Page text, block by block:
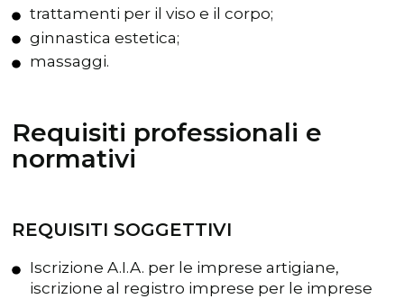
trattamenti per il viso e il corpo;
ginnastica estetica;
massaggi.
Requisiti professionali e
normativi
REQUISITI SOGGETTIVI
Iscrizione A.I.A. per le imprese artigiane,
iscrizione al registro imprese per le imprese